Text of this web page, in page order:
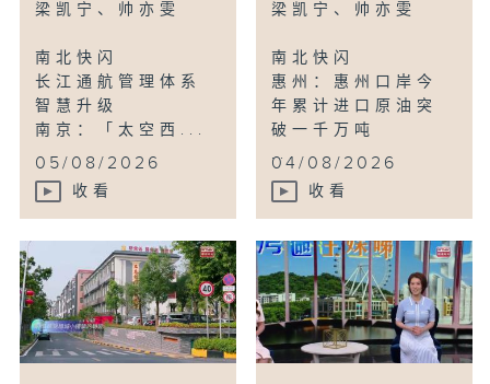
梁凯宁、帅亦雯
南北快闪
长江通航管理体系
智慧升级
南京：「太空西...
05/08/2026
收看
梁凯宁、帅亦雯
南北快闪
惠州：惠州口岸今
年累计进口原油突
破一千万吨
...
04/08/2026
收看